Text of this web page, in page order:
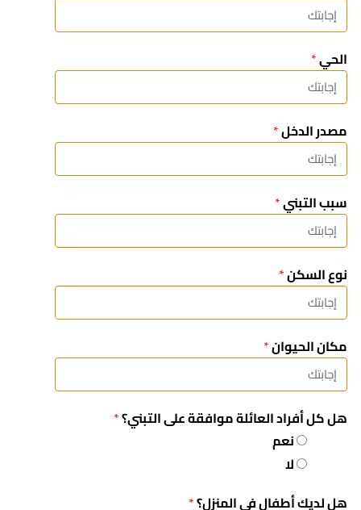
الحي*
مصدر الدخل*
سبب التبني*
نوع السكن*
مكان الحيوان*
هل كل أفراد العائلة موافقة على التبني؟*
نعم
لا
هل لديك أطفال في المنزل؟*